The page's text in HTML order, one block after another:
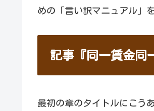
めの「言い訳マニュアル」
記事『同一賃金同
最初の章のタイトルにこう